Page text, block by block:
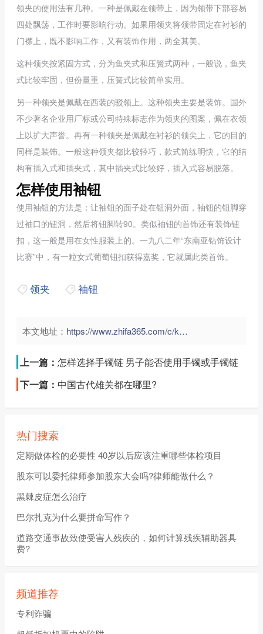
领夹的使用法有几种。一种是佩戴在领带上，因为领带下部容易
四处飘荡，工作时要影响行动。如果用领夹将领带固定在衬衫的
门襟上，既不影响工作，又有装饰作用，两全其美。
这种领夹按紧固方式，分为鱼夹式和压簧式两种，一般说，鱼夹
式比较牢固，但份量重，压簧式比较简单实用。
另一种领夹是佩戴在西装的驳领上。这种领夹主要是装饰。国外
不少著名企业用厂标或公司特殊标志作为领夹的图案，佩在衣领
上以扩大声誉。再有一种领夹是佩戴在衬衫的领尖上，它的目的
同样是装饰。一般这种领夹都比较轻巧，款式简练明快，它的结
构有插入式和插夹式，其中插夹式比较好，插入式容易脱落。
怎样使用袖钮
使用袖钮的方法是：让袖钮的面子处在钮洞外面，袖钮的钮脚穿
过袖口的钮洞，然后将钮脚转90。类似袖钮的首饰还有装饰钮
扣，这一般是用在女性服装上的。一九八二年“东南亚钻饰设计
比赛”中，有一粒女式葡萄钮扣获得嘉奖，它就属此类首饰。
领夹 袖钮
本文地址： https://www.zhifa365.com/c/kanSE94tMeNUdLsY">
上一篇： 怎样选择手镯链 男子能否使用手镯或手镯链
下一篇： 中国古代雄关都在哪里?
热门搜索
定期做体检的必要性 40岁以后应该注重哪些体检项目
股东可以委托律师参加股东大会吗?律师能做什么？
黑棘皮症怎么治疗
巴尔扎克为什么要拼命写作？
道路交通事故致使受害人残疾的，如何计算残疾辅助器具
费?
频道推荐
专利诈骗